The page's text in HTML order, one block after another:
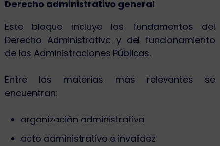
Derecho administrativo general
Este bloque incluye los fundamentos del
Derecho Administrativo y del funcionamiento
de las Administraciones Públicas.
Entre las materias más relevantes se
encuentran:
organización administrativa
acto administrativo e invalidez